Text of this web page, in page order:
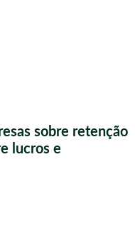
sobre retenção
lucros e